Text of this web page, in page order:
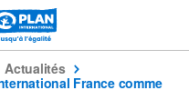
Actualités
France comme